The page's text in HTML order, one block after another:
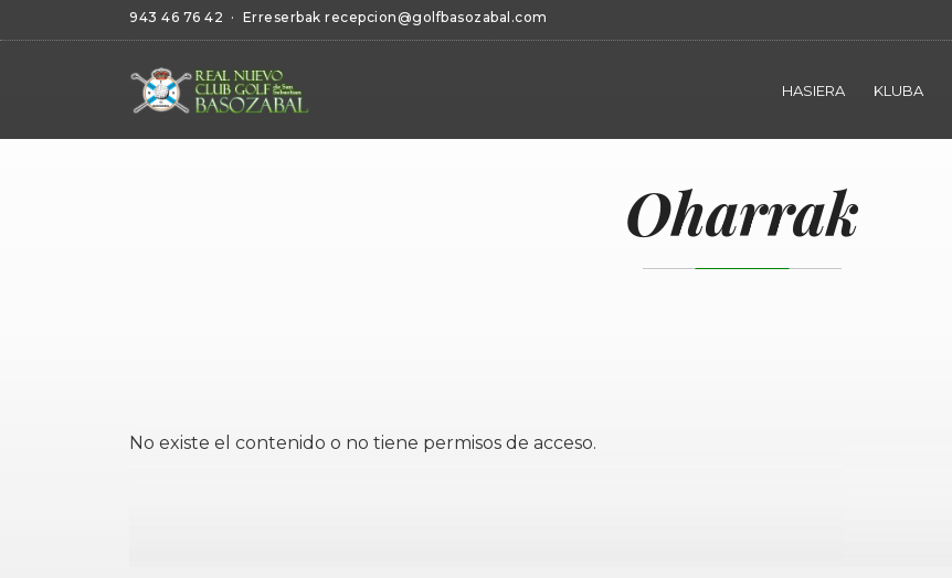
943 46 76 42 · Erreserbak recepcion@golfbasozabal.com
HASIERA KLUBA
Oharrak
No existe el contenido o no tiene permisos de acceso.